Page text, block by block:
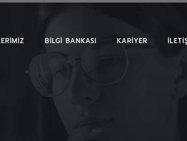
BILGI BANKASI KARIYER